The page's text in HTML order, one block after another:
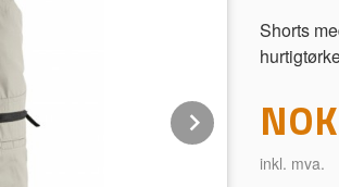
Shorts
Pris
NOK
inkl. mva.